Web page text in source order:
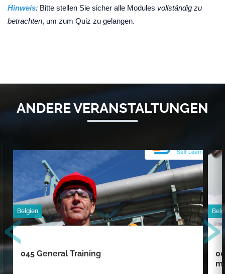
Hinweis: Bitte stellen Sie sicher alle Modules vollständig zu
betrachten, um zum Quiz zu gelangen.
ANDERE VERANSTALTUNGEN
Belgien
045 General Training
‹ ›